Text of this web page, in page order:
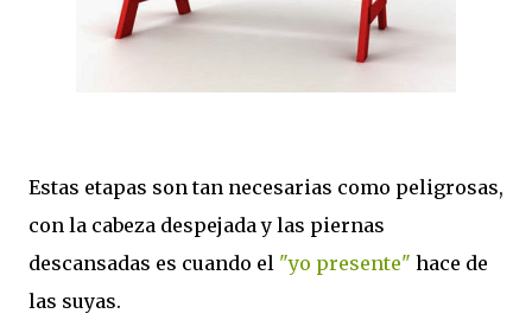
Estas etapas son tan necesarias como peligrosas,
con la cabeza despejada y las piernas
descansadas es cuando el "yo presente" hace de
las suyas.